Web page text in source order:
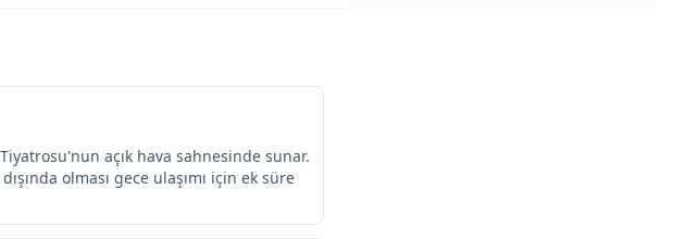
açık hava sahnesinde sunar.
olması gece ulaşımı için ek süre